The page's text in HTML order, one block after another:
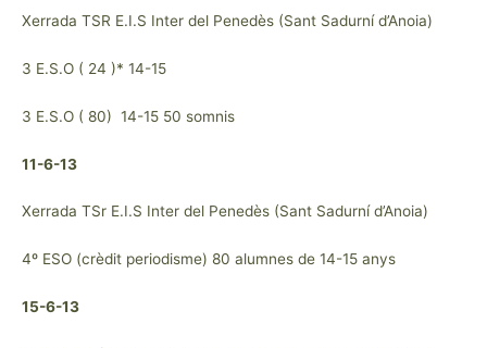
Xerrada TSR E.I.S Inter del Penedès (Sant Sadurní d’Anoia)
3 E.S.O ( 24 )* 14-15
3 E.S.O ( 80) 14-15 50 somnis
11-6-13
Xerrada TSr E.I.S Inter del Penedès (Sant Sadurní d’Anoia)
4º ESO (crèdit periodisme) 80 alumnes de 14-15 anys
15-6-13